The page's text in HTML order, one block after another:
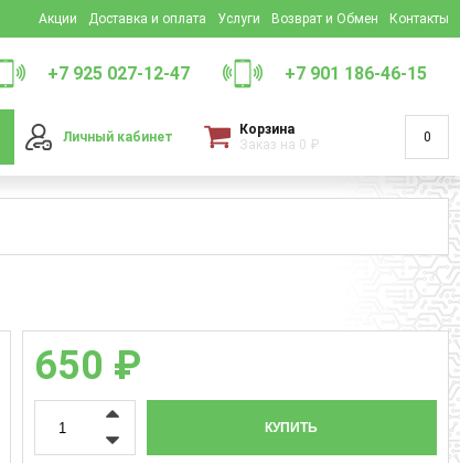
Акции Доставка и оплата Услуги Возврат и Обмен Контакты
+7 925 027-12-47 +7 901 186-46-15
Личный кабинет
Корзина
Заказ на 0 ₽ 0
650 ₽
КУПИТЬ